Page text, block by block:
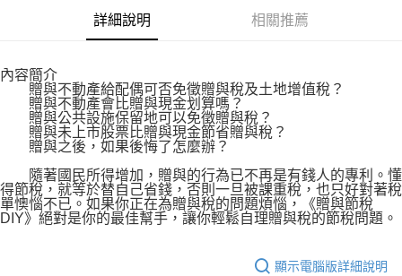
博客來商品配送方式
每筆NT$80，滿NT$1,000(含以上)免運費
詳細說明 相關推薦
內容簡介
贈與不動產給配偶可否免徵贈與稅及土地增值稅？
贈與不動產會比贈與現金划算嗎？
贈與公共設施保留地可以免徵贈與稅？
贈與未上市股票比贈與現金節省贈與稅？
贈與之後，如果後悔了怎麼辦？
隨著國民所得增加，贈與的行為已不再是有錢人的專利。懂
得節稅，就等於替自己省錢，否則一旦被課重稅，也只好對著稅
單懊惱不已。如果你正在為贈與稅的問題煩惱，《贈與節稅
DIY》絕對是你的最佳幫手，讓你輕鬆自理贈與稅的節稅問題。
顯示電腦版詳細說明